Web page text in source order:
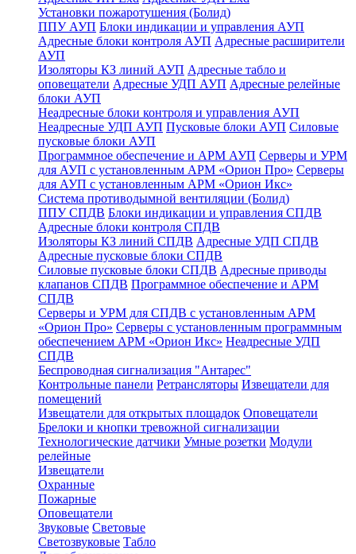
Установки пожаротушения (Болид)
ППУ АУП Блоки индикации и управления АУП
Адресные блоки контроля АУП Адресные расширители
АУП
Изоляторы КЗ линий АУП Адресные табло и
оповещатели Адресные УДП АУП Адресные релейные
блоки АУП
Неадресные блоки контроля и управления АУП
Неадресные УДП АУП Пусковые блоки АУП Силовые
пусковые блоки АУП
Программное обеспечение и АРМ АУП Серверы и УРМ
для АУП с установленным АРМ «Орион Про» Серверы
для АУП с установленным АРМ «Орион Икс»
Система противодымной вентиляции (Болид)
ППУ СПДВ Блоки индикации и управления СПДВ
Адресные блоки контроля СПДВ
Изоляторы КЗ линий СПДВ Адресные УДП СПДВ
Адресные пусковые блоки СПДВ
Силовые пусковые блоки СПДВ Адресные приводы
клапанов СПДВ Программное обеспечение и АРМ
СПДВ
Серверы и УРМ для СПДВ с установленным АРМ
«Орион Про» Серверы с установленным программным
обеспечением АРМ «Орион Икс» Неадресные УДП
СПДВ
Беспроводная сигнализация "Антарес"
Контрольные панели Ретрансляторы Извещатели для
помещений
Извещатели для открытых площадок Оповещатели
Брелоки и кнопки тревожной сигнализации
Технологические датчики Умные розетки Модули
релейные
Извещатели
Охранные
Пожарные
Оповещатели
Звуковые Световые
Светозвуковые Табло